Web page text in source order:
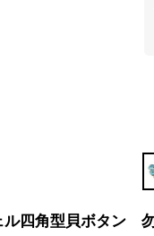
四角型貝ボタン